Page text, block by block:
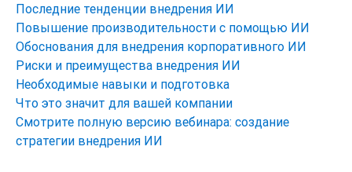
Последние тенденции внедрения ИИ
Повышение производительности с помощью ИИ
Обоснования для внедрения корпоративного ИИ
Риски и преимущества внедрения ИИ
Необходимые навыки и подготовка
Что это значит для вашей компании
Смотрите полную версию вебинара: создание
стратегии внедрения ИИ